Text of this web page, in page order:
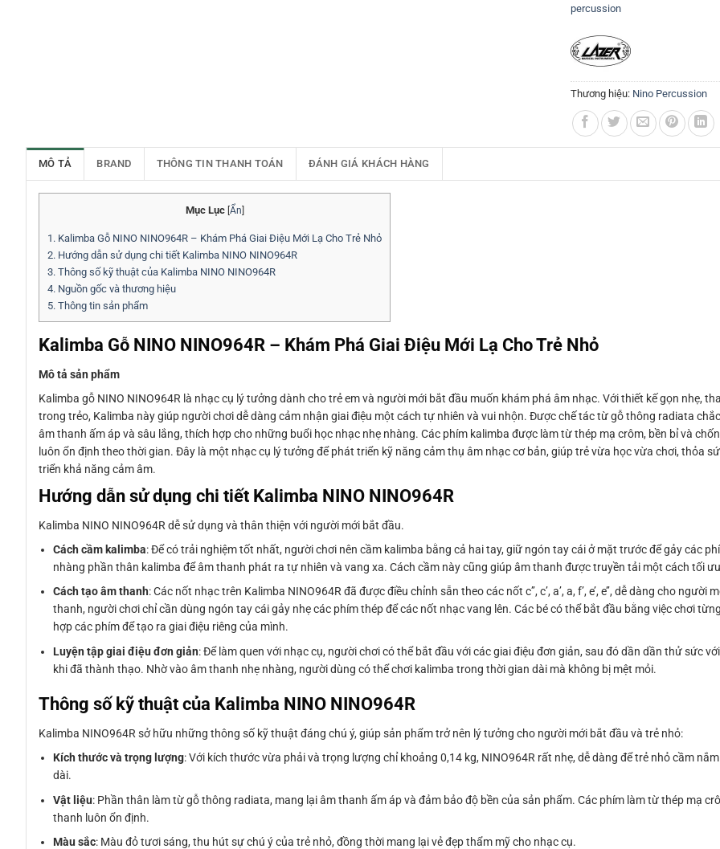
percussion
Thương hiệu: Nino Percussion
MÔ TẢ BRAND THÔNG TIN THANH TOÁN ĐÁNH GIÁ KHÁCH HÀNG
Mục Lục Ẩn
1. Kalimba Gỗ NINO NINO964R – Khám Phá Giai Điệu Mới Lạ Cho Trẻ Nhỏ
2. Hướng dẫn sử dụng chi tiết Kalimba NINO NINO964R
3. Thông số kỹ thuật của Kalimba NINO NINO964R
4. Nguồn gốc và thương hiệu
5. Thông tin sản phẩm
Kalimba Gỗ NINO NINO964R – Khám Phá Giai Điệu Mới Lạ Cho Trẻ Nhỏ
Mô tả sản phẩm
Kalimba gỗ NINO NINO964R là nhạc cụ lý tưởng dành cho trẻ em và người mới bắt đầu muốn khám phá âm nhạc. Với thiết kế gọn nhẹ,
trong trẻo, Kalimba này giúp người chơi dễ dàng cảm nhận giai điệu một cách tự nhiên và vui nhộn. Được chế tác từ gỗ thông radiata
âm thanh ấm áp và sâu lắng, thích hợp cho những buổi học nhạc nhẹ nhàng. Các phím kalimba được làm từ thép mạ crôm, bền bỉ và
luôn ổn định theo thời gian. Đây là một nhạc cụ lý tưởng để phát triển kỹ năng cảm thụ âm nhạc cơ bản, giúp trẻ vừa học vừa chơi, thỏa
triển khả năng cảm âm.
Hướng dẫn sử dụng chi tiết Kalimba NINO NINO964R
Kalimba NINO NINO964R dễ sử dụng và thân thiện với người mới bắt đầu.
Cách cầm kalimba: Để có trải nghiệm tốt nhất, người chơi nên cầm kalimba bằng cả hai tay, giữ ngón tay cái ở mặt trước để gảy các
nhàng phần thân kalimba để âm thanh phát ra tự nhiên và vang xa. Cách cầm này cũng giúp âm thanh được truyền tải một cách tối
Cách tạo âm thanh: Các nốt nhạc trên Kalimba NINO964R đã được điều chỉnh sẵn theo các nốt c’’, c’, a’, a, f’, e’, e’’, dễ dàng cho người
thanh, người chơi chỉ cần dùng ngón tay cái gảy nhẹ các phím thép để các nốt nhạc vang lên. Các bé có thể bắt đầu bằng việc chơi
hợp các phím để tạo ra giai điệu riêng của mình.
Luyện tập giai điệu đơn giản: Để làm quen với nhạc cụ, người chơi có thể bắt đầu với các giai điệu đơn giản, sau đó dần dần thử sức
khi đã thành thạo. Nhờ vào âm thanh nhẹ nhàng, người dùng có thể chơi kalimba trong thời gian dài mà không bị mệt mỏi.
Thông số kỹ thuật của Kalimba NINO NINO964R
Kalimba NINO964R sở hữu những thông số kỹ thuật đáng chú ý, giúp sản phẩm trở nên lý tưởng cho người mới bắt đầu và trẻ nhỏ:
Kích thước và trọng lượng: Với kích thước vừa phải và trọng lượng chỉ khoảng 0,14 kg, NINO964R rất nhẹ, dễ dàng để trẻ nhỏ cầm
dài.
Vật liệu: Phần thân làm từ gỗ thông radiata, mang lại âm thanh ấm áp và đảm bảo độ bền của sản phẩm. Các phím làm từ thép mạ
thanh luôn ổn định.
Màu sắc: Màu đỏ tươi sáng, thu hút sự chú ý của trẻ nhỏ, đồng thời mang lại vẻ đẹp thẩm mỹ cho nhạc cụ.